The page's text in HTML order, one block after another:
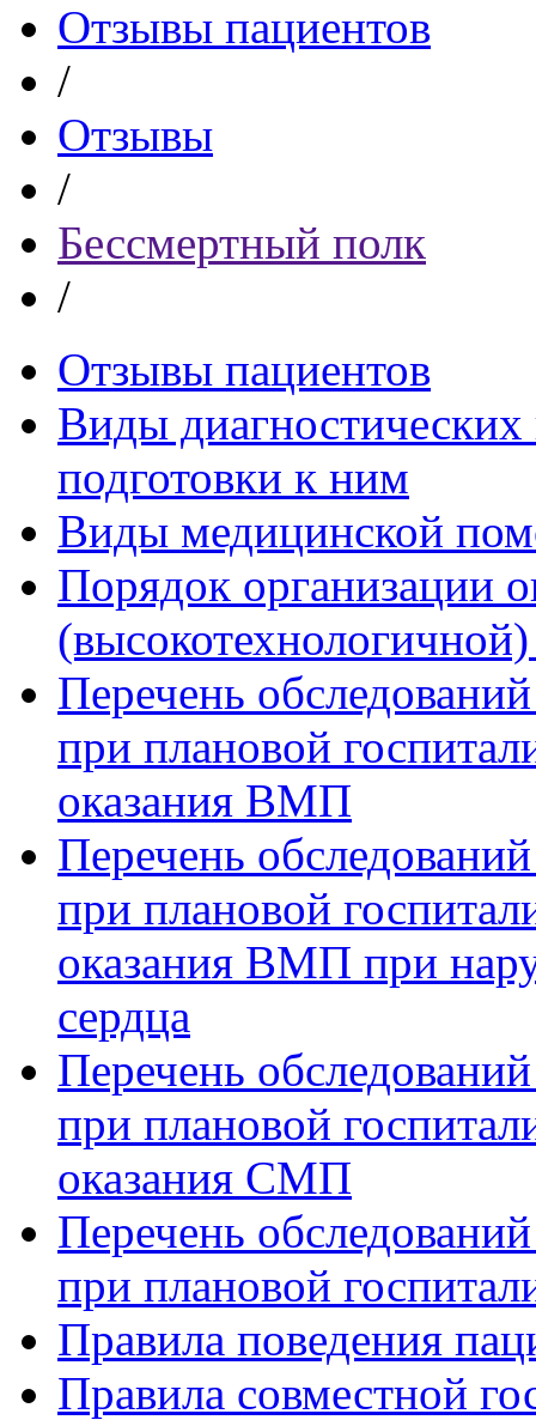
Отзывы пациентов
/
Отзывы
/
Бессмертный полк
/
Отзывы пациентов
Виды диагностических
подготовки к ним
Виды медицинской
Порядок организации
Перечень
при плановой
оказания ВМП
Перечень
при плановой
оказания ВМП при
сердца
Перечень
при плановой
оказания СМП
Перечень
при плановой
Правила поведения
Правила совместной